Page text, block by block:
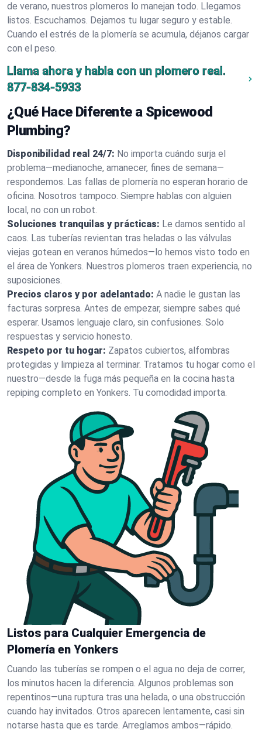
de verano, nuestros plomeros lo manejan todo. Llegamos
listos. Escuchamos. Dejamos tu lugar seguro y estable.
Cuando el estrés de la plomería se acumula, déjanos cargar
con el peso.
Llama ahora y habla con un plomero real.
877-834-5933
¿Qué Hace Diferente a Spicewood
Plumbing?
Disponibilidad real 24/7: No importa cuándo surja el
problema—medianoche, amanecer, fines de semana—
respondemos. Las fallas de plomería no esperan horario de
oficina. Nosotros tampoco. Siempre hablas con alguien
local, no con un robot.
Soluciones tranquilas y prácticas: Le damos sentido al
caos. Las tuberías revientan tras heladas o las válvulas
viejas gotean en veranos húmedos—lo hemos visto todo en
el área de Yonkers. Nuestros plomeros traen experiencia, no
suposiciones.
Precios claros y por adelantado: A nadie le gustan las
facturas sorpresa. Antes de empezar, siempre sabes qué
esperar. Usamos lenguaje claro, sin confusiones. Solo
respuestas y servicio honesto.
Respeto por tu hogar: Zapatos cubiertos, alfombras
protegidas y limpieza al terminar. Tratamos tu hogar como el
nuestro—desde la fuga más pequeña en la cocina hasta
repiping completo en Yonkers. Tu comodidad importa.
Listos para Cualquier Emergencia de
Plomería en Yonkers
Cuando las tuberías se rompen o el agua no deja de correr,
los minutos hacen la diferencia. Algunos problemas son
repentinos—una ruptura tras una helada, o una obstrucción
cuando hay invitados. Otros aparecen lentamente, casi sin
notarse hasta que es tarde. Arreglamos ambos—rápido.